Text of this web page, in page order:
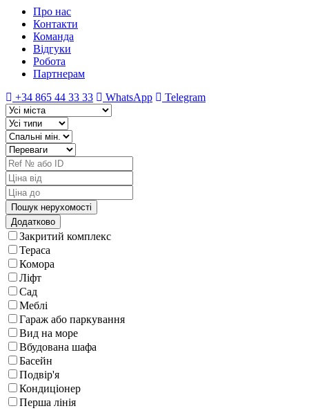
Про нас
Контакти
Команда
Відгуки
Робота
Партнерам
+34 865 44 33 33
WhatsApp Telegram
Додатково
Закритий комплекс
Тераса
Комора
Ліфт
Сад
Меблі
Гараж або паркування
Вид на море
Вбудована шафа
Басейн
Подвір'я
Кондиціонер
Перша лінія